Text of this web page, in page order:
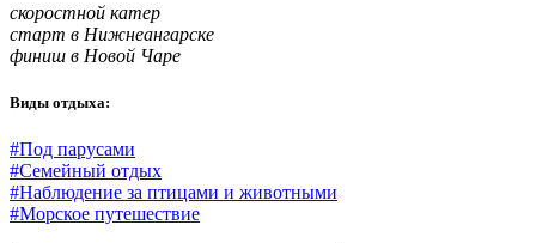
скоростной катер
старт в Нижнеангарске
финиш в Новой Чаре
Виды отдыха:
#Под парусами
#Семейный отдых
#Наблюдение за птицами и животными
#Морское путешествие